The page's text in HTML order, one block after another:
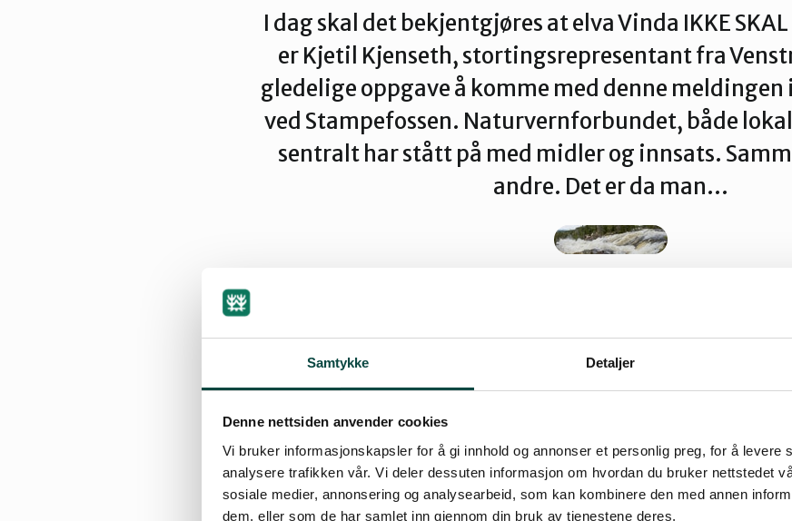
Samtykke Detaljer
Denne nettsiden anvender cookies
Vi bruker informasjonskapsler for å gi innhold og annonser et personlig preg, for å levere
analysere trafikken vår. Vi deler dessuten informasjon om hvordan du bruker nettstedet
sosiale medier, annonsering og analysearbeid, som kan kombinere den med annen
dem, eller som de har samlet inn gjennom din bruk av tjenestene deres.
Valdres
I dag skal det bekjentgjøres at elva Vinda IKKE SKAL
er Kjetil Kjenseth, stortingsrepresentant fra
gledelige oppgave å komme med denne
ved Stampefossen. Naturvernforbundet, både
sentralt har stått på med midler og innsats.
andre. Det er da man…
Fred Kuyper
07.11.2018 06:05
Det har tatt lang tid før det ble en avgjørelse om saken. Det